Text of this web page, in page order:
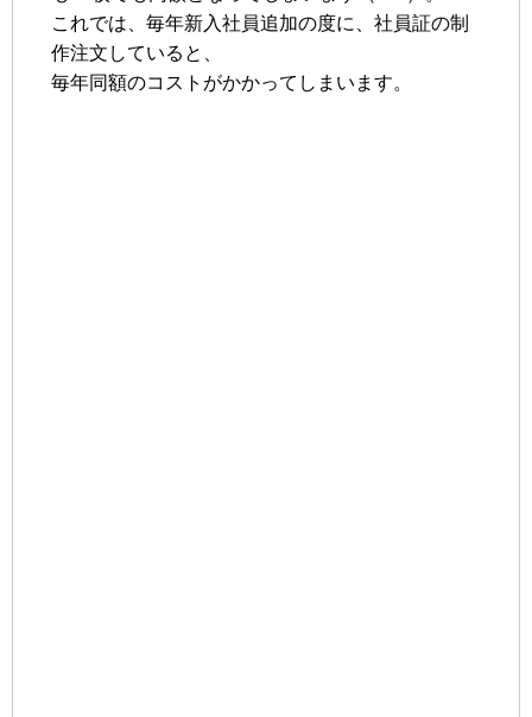
これでは、毎年新入社員追加の度に、社員証の制
作注文していると、
毎年同額のコストがかかってしまいます。